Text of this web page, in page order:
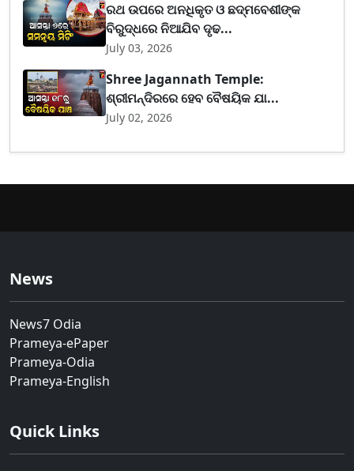
ରଥ ଉପରେ ଅନଧିକୃତ ଓ ଛଦ୍ମବେଶୀଙ୍କ
ବିରୁଦ୍ଧରେ ନିଆଯିବ ଦୃଢ...
July 03, 2026
Shree Jagannath Temple:
ଶ୍ରୀମନ୍ଦିରରେ ହେବ ବୈଷୟିକ ଯା...
July 02, 2026
News
News7 Odia
Prameya-ePaper
Prameya-Odia
Prameya-English
Quick Links